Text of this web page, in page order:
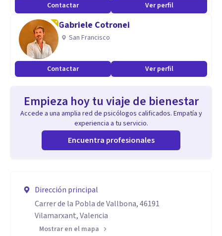
Contactar Ver perfil
Gabriele Cotronei
San Francisco
Contactar Ver perfil
Empieza hoy tu viaje de bienestar
Accede a una amplia red de psicólogos calificados. Empatía y
experiencia a tu servicio.
Encuentra profesionales
Dirección principal
Carrer de la Pobla de Vallbona, 46191
Vilamarxant, Valencia
Mostrar en el mapa